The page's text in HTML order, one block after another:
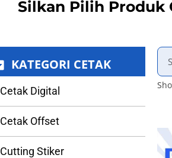
Silkan Pilih Produk
KATEGORI CETAK
Cetak Digital
Cetak Offset
Cutting Stiker